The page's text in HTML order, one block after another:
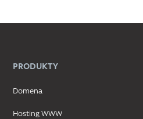
PRODUKTY
Domena
Hosting WWW